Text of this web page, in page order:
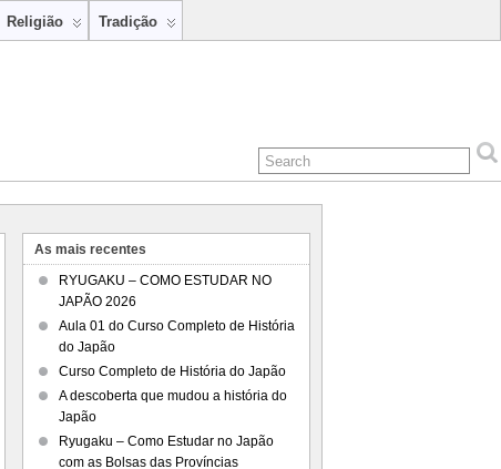
Religião Tradição
As mais recentes
RYUGAKU – COMO ESTUDAR NO
JAPÃO 2026
Aula 01 do Curso Completo de História
do Japão
Curso Completo de História do Japão
A descoberta que mudou a história do
Japão
Ryugaku – Como Estudar no Japão
com as Bolsas das Províncias